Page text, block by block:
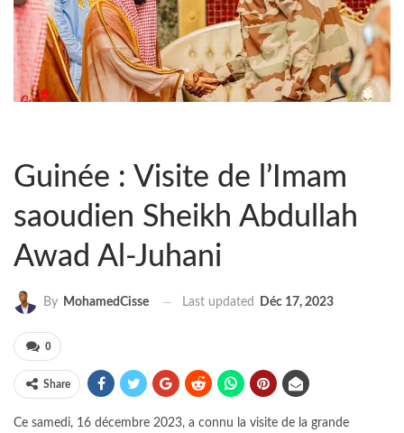
Guinée : Visite de l’Imam
saoudien Sheikh Abdullah
Awad Al-Juhani
By MohamedCisse Last updated Déc 17, 2023
0
Share
Ce samedi, 16 décembre 2023, a connu la visite de la grande